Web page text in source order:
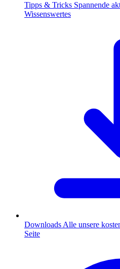
Tipps & Tricks Spannende
Wissenswertes
Downloads Alle unsere
Seite